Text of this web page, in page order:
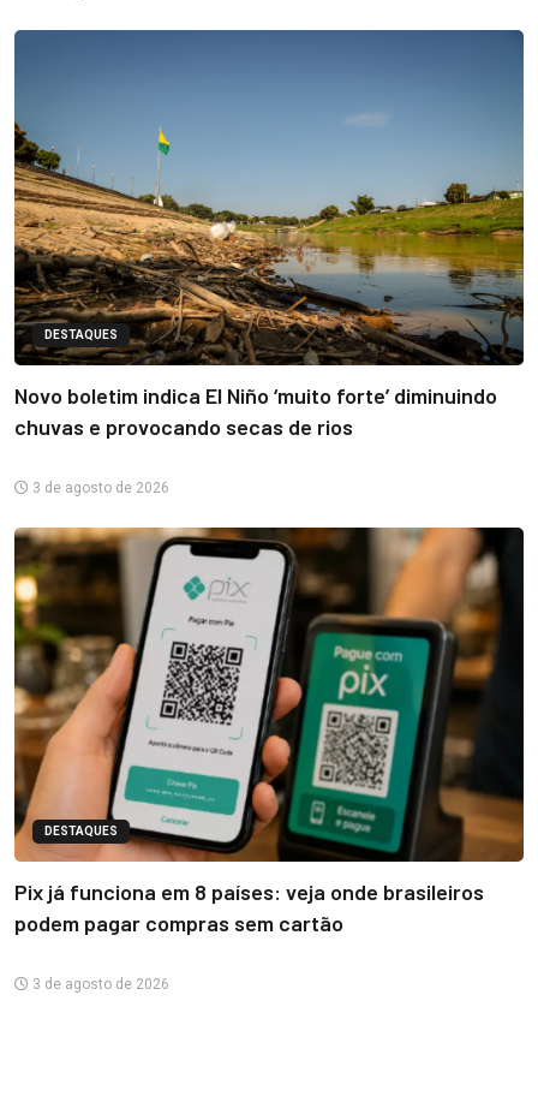
DESTAQUES
Novo boletim indica El Niño ‘muito forte’ diminuindo
chuvas e provocando secas de rios
3 de agosto de 2026
DESTAQUES
Pix já funciona em 8 países: veja onde brasileiros
podem pagar compras sem cartão
3 de agosto de 2026